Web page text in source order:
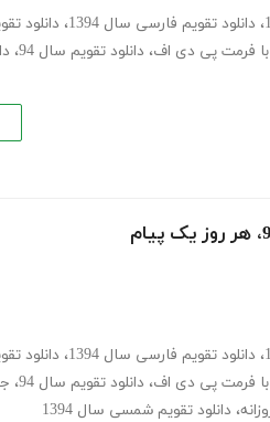
، دانلود تقویم فارسی سال 1394 ، دانلود
، دانلود تقویم سال 94 ،
، دانلود تقویم فارسی سال 1394 ، دانلود
، دانلود تقویم سال 94 ،
، دانلود تقویم شمسی سال 1394